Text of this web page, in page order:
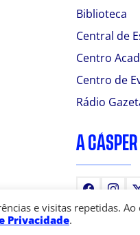
Biblioteca
Central de
Centro
Centro de
Rádio
A
e visitas repetidas. Ao
Privacidade.